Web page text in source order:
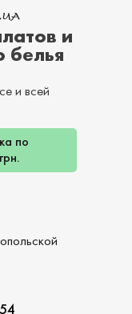
и
белья
и всей
по